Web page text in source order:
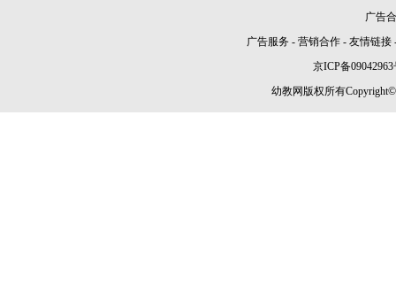
广告
广告服务 - 营销合作 - 友情链接
京ICP备09042963
幼教网版权所有